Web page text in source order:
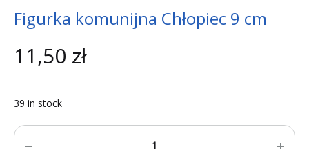
Figurka komunijna Chłopiec 9 cm
11,50 zł
39 in stock
Quantity